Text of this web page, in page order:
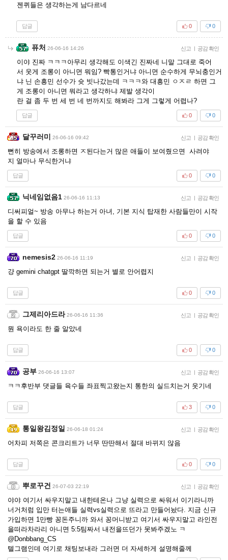
젠퀴들은 생각하는게 남다르네
답글 0
0
퓨처 26-06-16 14:26 신고 | 공감 확인
이야 진짜 ㅋㅋㅋ아무리 생각해도 이색긴 진짜네 니말 그대로 죽어
서 웃게 조롱이 아니면 뭐임? 빡통인거냐 아니면 순수하게 무뇌충인거
냐 닌 손흥민 선수가 슛 빗나갔는데 ㅋㅋㅋ와 대흥민 ㅇㅈㄹ 하면 그
게 조롱이 아니면 뭐라고 생각하냐 제발 생각이
란 걸 좀 두 번 세 번 네 번까지도 해봐라 그게 그렇게 어렵나?
답글 0
0
달꾸러미 26-06-16 09:42 신고 | 공감 확인
뻔히 방송에서 조롱하면 ㅈ된다는거 많은 애들이 보여줬으면 사려야
지 얼마나 무식한거냐
답글 0
0
닉네임없음1 26-06-16 11:13 신고 | 공감 확인
디써피얼~ 방송 아무나 하는거 아녀, 기본 지식 탑재한 사람들만이 시작
을 할 수 있음
답글 0
0
nemesis2 26-06-16 11:19 신고 | 공감 확인
걍 gemini chatgpt 딸깍하면 되는거 별로 안어렵지
답글 0
0
그제리아드라 26-06-16 11:36 신고 | 공감 확인
뭔 욕이라도 한 줄 알았네
답글 0
0
공부 26-06-16 13:07 신고 | 공감 확인
ㅋㅋ후반부 댓글들 육수들 좌표찍고왔는지 통한의 실드치는거 웃기네
답글 0
3
통일왕김정일 26-06-18 01:24 신고 | 공감 확인
어차피 저쪽은 콘크리트가 너무 딴딴해서 절대 바뀌지 않음
답글 0
0
뿌로꾸건 26-07-03 22:19 신고 | 공감 확인
야야 여기서 싸우지말고 내한테온나 그냥 실력으로 싸워서 이기라니까
너거처럼 입만 터는애들 실력vs실력으로 뜨라고 만들어놨다. 지금 신규
가입하면 1만빵 꽁돈주니까 와서 꽁머니받고 여기서 싸우지말고 라인전
을떠라차라리 아니면 5:5팀짜서 내전을뜨던가 못봐주겠노 ㅋ
@Donbbang_CS
텔그램인데 여기로 채팅보내라 그러면 더 자세하게 설명해줄께